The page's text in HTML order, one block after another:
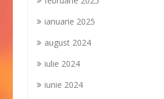
ianuarie 2025
august 2024
iulie 2024
iunie 2024